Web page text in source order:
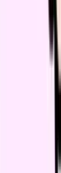
のため月1回の通
のため通院時間の
し、会社のプライ
有方法を工夫す
います。